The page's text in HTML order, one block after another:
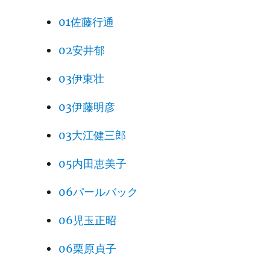
01佐藤行通
02安井郁
03伊東壮
03伊藤明彦
03大江健三郎
05内田恵美子
06パールバック
06児玉正昭
06栗原貞子